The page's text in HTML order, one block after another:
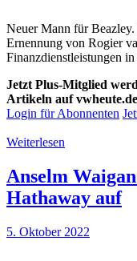
Neuer Mann für
Ernennung von Rogier
Finanzdienstleistungen
Jetzt Plus-Mitglied
Artikeln auf
Login für Abonnenten
Weiterlesen
Anselm
Hathaway auf
5. Oktober 2022